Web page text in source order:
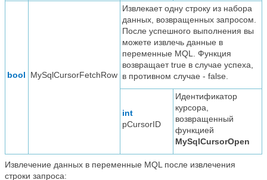
bool MySqlCursorFetchRow
Извлекает одну строку из набора
данных, возвращенных запросом.
После успешного выполнения вы
можете извлечь данные в
переменные MQL. Функция
возвращает true в случае успеха,
в противном случае - false.
int
pCursorID
Идентификатор
курсора,
возвращенный
функцией
MySqlCursorOpen
Извлечение данных в переменные MQL после извлечения
строки запроса: